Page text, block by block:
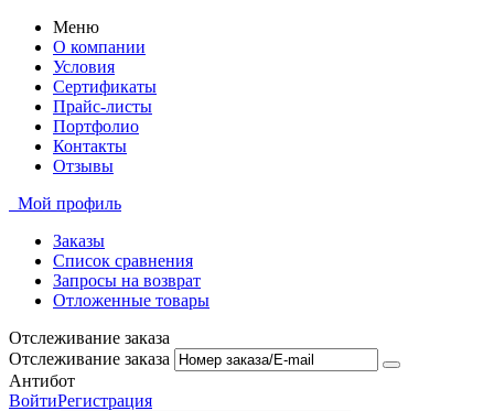
Меню
О компании
Условия
Сертификаты
Прайс-листы
Портфолио
Контакты
Отзывы
Мой профиль
Заказы
Список сравнения
Запросы на возврат
Отложенные товары
Отслеживание заказа
Отслеживание заказа
Антибот
ВойтиРегистрация